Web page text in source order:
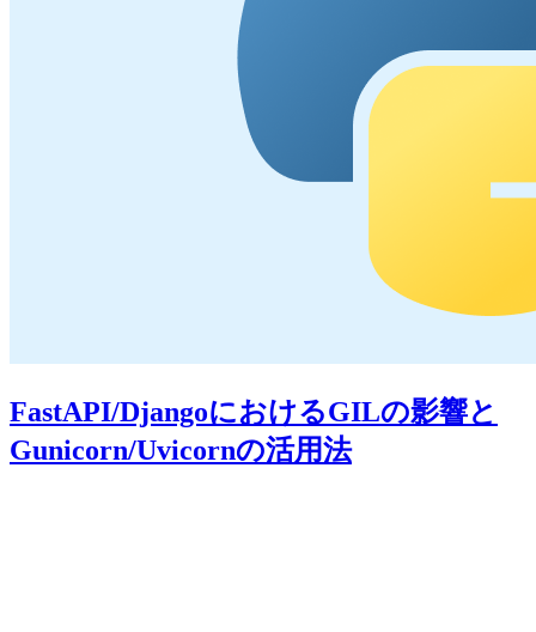
FastAPI/DjangoにおけるGILの影響と
Gunicorn/Uvicornの活用法